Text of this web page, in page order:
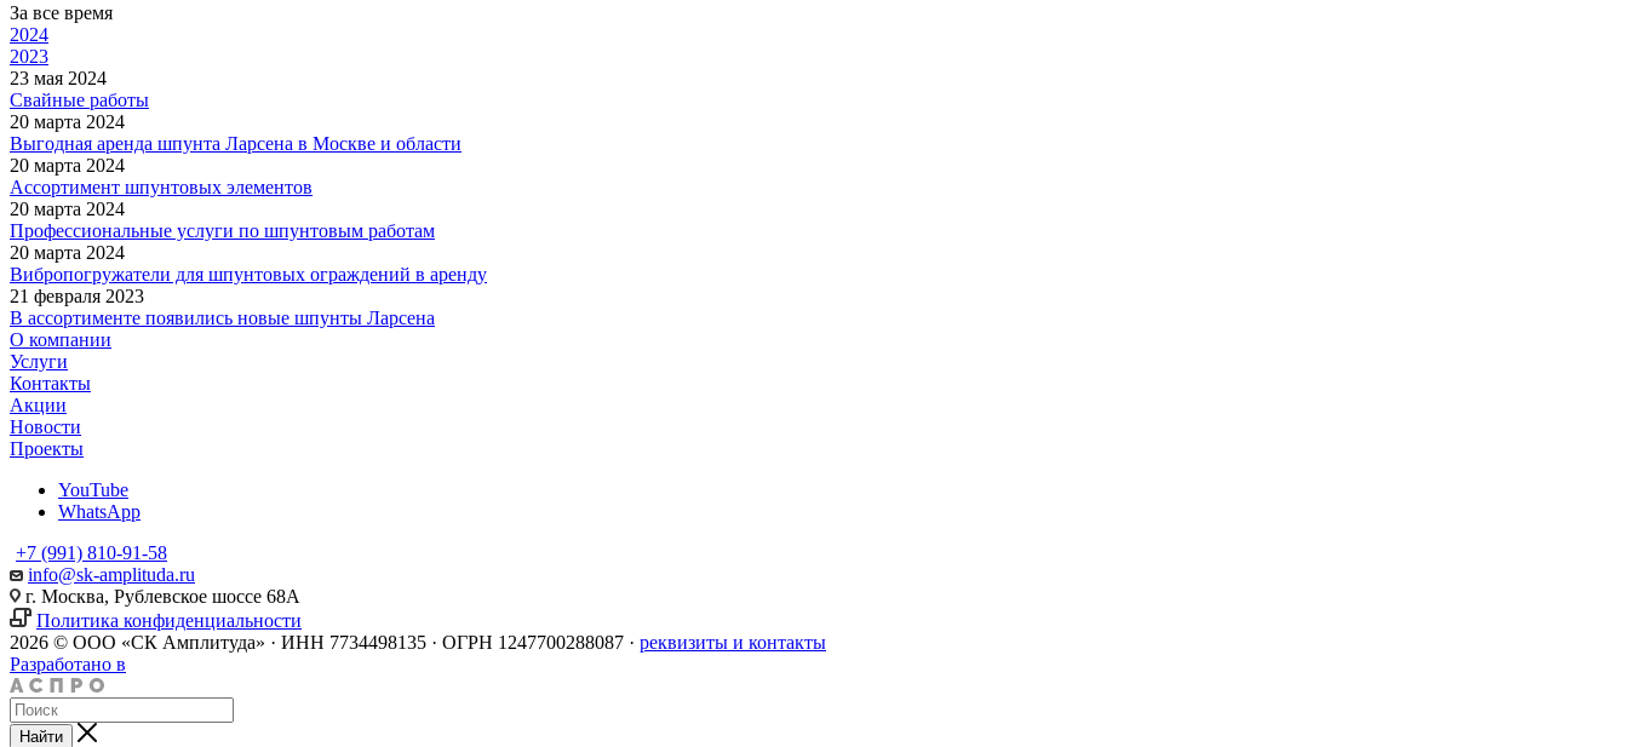
За все время
2024
2023
23 мая 2024
Свайные работы
20 марта 2024
Выгодная аренда шпунта Ларсена в Москве и области
20 марта 2024
Ассортимент шпунтовых элементов
20 марта 2024
Профессиональные услуги по шпунтовым работам
20 марта 2024
Вибропогружатели для шпунтовых ограждений в аренду
21 февраля 2023
В ассортименте появились новые шпунты Ларсена
О компании
Услуги
Контакты
Акции
Новости
Проекты
YouTube
WhatsApp
+7 (991) 810-91-58
info@sk-amplituda.ru
г. Москва, Рублевское шоссе 68А
Политика конфиденциальности
2026 © ООО «СК Амплитуда» · ИНН 7734498135 · ОГРН 1247700288087 · реквизиты и контакты
Разработано в
Найти